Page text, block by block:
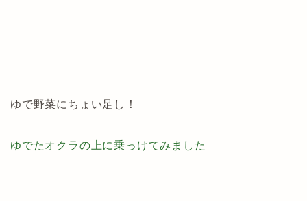
ゆで野菜にちょい足し！
ゆでたオクラの上に乗っけてみました